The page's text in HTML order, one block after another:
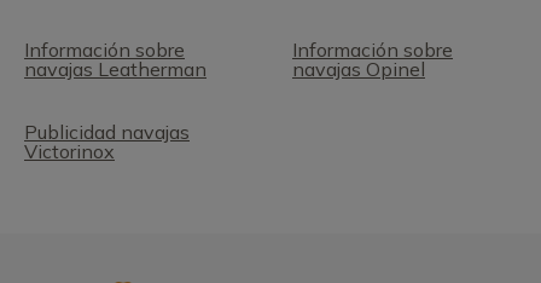
Información sobre
navajas Leatherman
Información sobre
navajas Opinel
Publicidad navajas
Victorinox